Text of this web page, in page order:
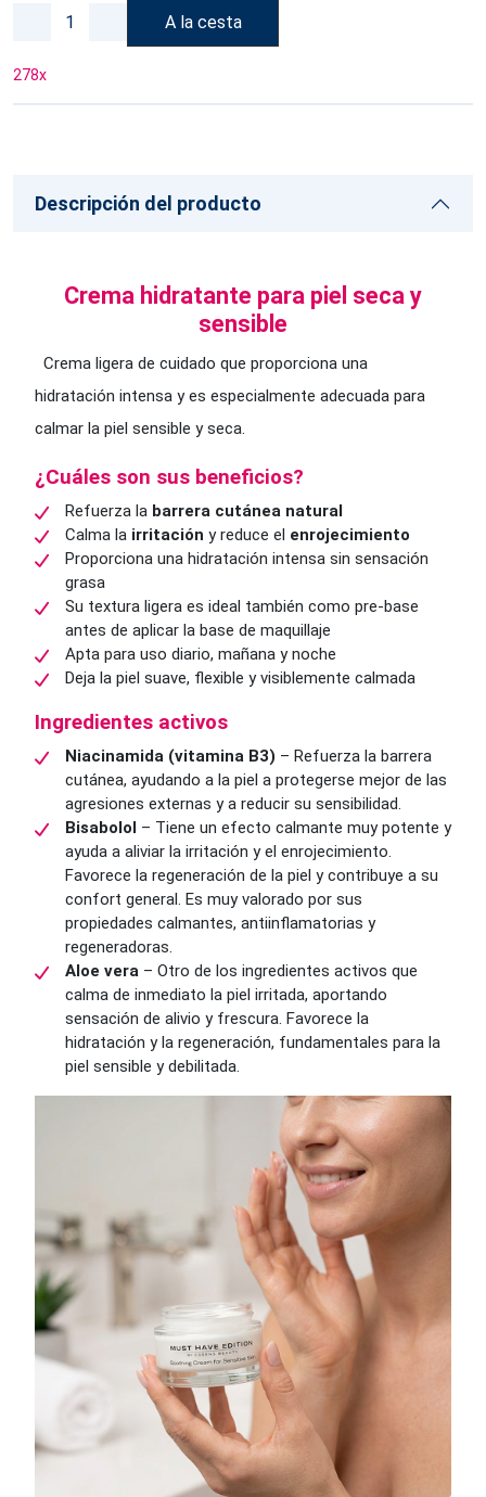
A la cesta
278x
Descripción del producto
Crema hidratante para piel seca y
sensible
Crema ligera de cuidado que proporciona una
hidratación intensa y es especialmente adecuada para
calmar la piel sensible y seca.
¿Cuáles son sus beneficios?
Refuerza la barrera cutánea natural
Calma la irritación y reduce el enrojecimiento
Proporciona una hidratación intensa sin sensación
grasa
Su textura ligera es ideal también como pre-base
antes de aplicar la base de maquillaje
Apta para uso diario, mañana y noche
Deja la piel suave, flexible y visiblemente calmada
Ingredientes activos
Niacinamida (vitamina B3) – Refuerza la barrera
cutánea, ayudando a la piel a protegerse mejor de las
agresiones externas y a reducir su sensibilidad.
Bisabolol – Tiene un efecto calmante muy potente y
ayuda a aliviar la irritación y el enrojecimiento.
Favorece la regeneración de la piel y contribuye a su
confort general. Es muy valorado por sus
propiedades calmantes, antiinflamatorias y
regeneradoras.
Aloe vera – Otro de los ingredientes activos que
calma de inmediato la piel irritada, aportando
sensación de alivio y frescura. Favorece la
hidratación y la regeneración, fundamentales para la
piel sensible y debilitada.